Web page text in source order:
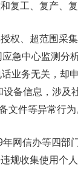
复工、复产、
权、超范围采
急中心监测分
业务无关，却
备信息，涉及
文件等异常行为
网信办等四部
规收集使用个